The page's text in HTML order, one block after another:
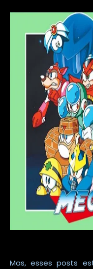
Mas, esses posts